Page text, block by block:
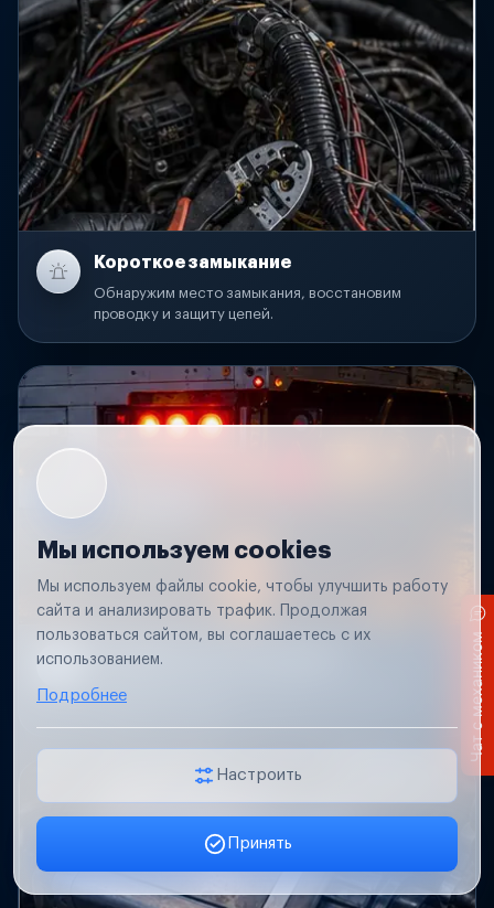
Короткое замыкание
Обнаружим место замыкания, восстановим
проводку и защиту цепей.
Не работает свет прицепа
Проверим проводку и разъемы, восстановим
освещение прицепа.
Мы используем cookies
Мы используем файлы cookie, чтобы улучшить работу
сайта и анализировать трафик. Продолжая
пользоваться сайтом, вы соглашаетесь с их
использованием.
Подробнее
Настроить
Принять
Заявка онлайн
Чат с механиком